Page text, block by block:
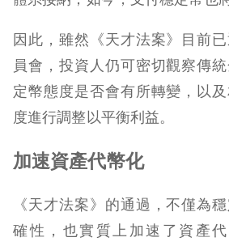
因此，雖然《天才法案》目前
員會，投資人仍可密切觀察傳
定幣態度是否會有所轉變，以
度進行調整以平衡利益。
加速資產代幣化
《天才法案》的通過，不僅為
確性，也實質上加速了資產代